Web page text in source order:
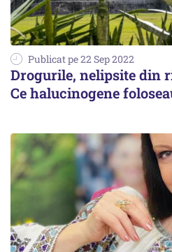
Publicat pe 22 Sep 2022
Drogurile, nelipsite din
Ce halucinogene